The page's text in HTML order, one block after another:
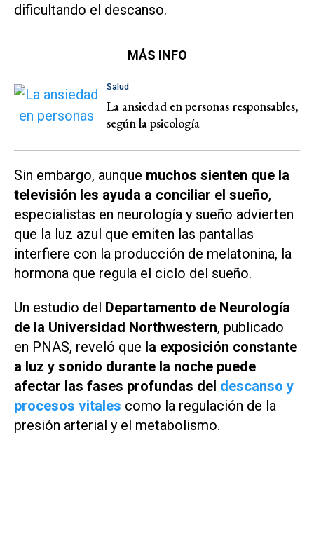
dificultando el descanso.
MÁS INFO
Salud
La ansiedad en personas responsables,
según la psicología
Sin embargo, aunque muchos sienten que la
televisión les ayuda a conciliar el sueño,
especialistas en neurología y sueño advierten
que la luz azul que emiten las pantallas
interfiere con la producción de melatonina, la
hormona que regula el ciclo del sueño.
Un estudio del Departamento de Neurología
de la Universidad Northwestern, publicado
en PNAS, reveló que la exposición constante
a luz y sonido durante la noche puede
afectar las fases profundas del descanso y
procesos vitales como la regulación de la
presión arterial y el metabolismo.